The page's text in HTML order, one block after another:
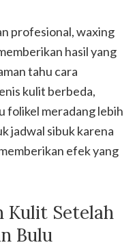
profesional, waxing
hasil yang
tahu cara
kulit berbeda,
folikel meradang lebih
jadwal sibuk karena
efek yang
Kulit Setelah
Bulu